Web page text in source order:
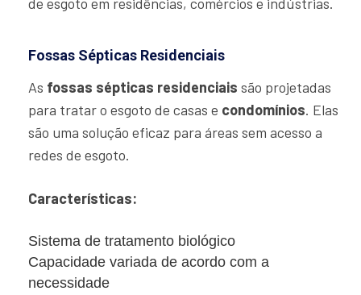
Fossas Sépticas Residenciais
As fossas sépticas residenciais são projetadas
para tratar o esgoto de casas e condomínios. Elas
são uma solução eficaz para áreas sem acesso a
redes de esgoto.
Características:
Sistema de tratamento biológico
Capacidade variada de acordo com a
necessidade